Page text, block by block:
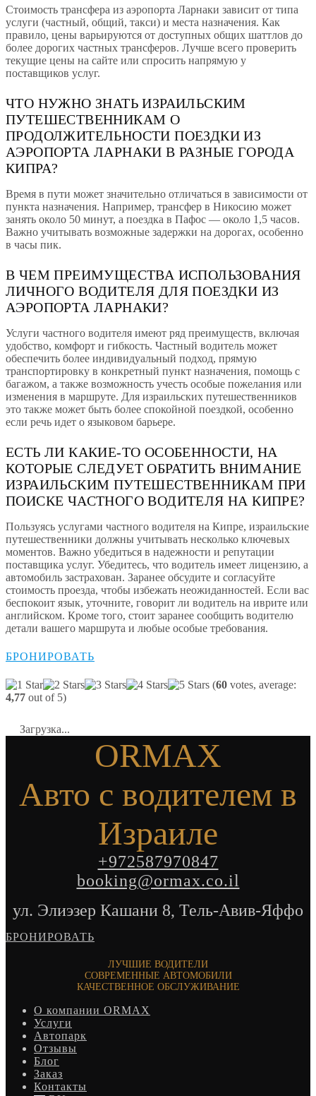
Стоимость трансфера из аэропорта Ларнаки зависит от типа
услуги (частный, общий, такси) и места назначения. Как
правило, цены варьируются от доступных общих шаттлов до
более дорогих частных трансферов. Лучше всего проверить
текущие цены на сайте или спросить напрямую у
поставщиков услуг.
ЧТО НУЖНО ЗНАТЬ ИЗРАИЛЬСКИМ
ПУТЕШЕСТВЕННИКАМ О
ПРОДОЛЖИТЕЛЬНОСТИ ПОЕЗДКИ ИЗ
АЭРОПОРТА ЛАРНАКИ В РАЗНЫЕ ГОРОДА
КИПРА?
Время в пути может значительно отличаться в зависимости от
пункта назначения. Например, трансфер в Никосию может
занять около 50 минут, а поездка в Пафос — около 1,5 часов.
Важно учитывать возможные задержки на дорогах, особенно
в часы пик.
В ЧЕМ ПРЕИМУЩЕСТВА ИСПОЛЬЗОВАНИЯ
ЛИЧНОГО ВОДИТЕЛЯ ДЛЯ ПОЕЗДКИ ИЗ
АЭРОПОРТА ЛАРНАКИ?
Услуги частного водителя имеют ряд преимуществ, включая
удобство, комфорт и гибкость. Частный водитель может
обеспечить более индивидуальный подход, прямую
транспортировку в конкретный пункт назначения, помощь с
багажом, а также возможность учесть особые пожелания или
изменения в маршруте. Для израильских путешественников
это также может быть более спокойной поездкой, особенно
если речь идет о языковом барьере.
ЕСТЬ ЛИ КАКИЕ-ТО ОСОБЕННОСТИ, НА
КОТОРЫЕ СЛЕДУЕТ ОБРАТИТЬ ВНИМАНИЕ
ИЗРАИЛЬСКИМ ПУТЕШЕСТВЕННИКАМ ПРИ
ПОИСКЕ ЧАСТНОГО ВОДИТЕЛЯ НА КИПРЕ?
Пользуясь услугами частного водителя на Кипре, израильские
путешественники должны учитывать несколько ключевых
моментов. Важно убедиться в надежности и репутации
поставщика услуг. Убедитесь, что водитель имеет лицензию, а
автомобиль застрахован. Заранее обсудите и согласуйте
стоимость проезда, чтобы избежать неожиданностей. Если вас
беспокоит язык, уточните, говорит ли водитель на иврите или
английском. Кроме того, стоит заранее сообщить водителю
детали вашего маршрута и любые особые требования.
БРОНИРОВАТЬ
(60 votes, average:
4,77 out of 5)
Загрузка...
ORMAX
Авто с водителем в
Израиле
+972587970847
booking@ormax.co.il
ул. Элиэзер Кашани 8, Тель-Авив-Яффо
БРОНИРОВАТЬ
ЛУЧШИЕ ВОДИТЕЛИ
СОВРЕМЕННЫЕ АВТОМОБИЛИ
КАЧЕСТВЕННОЕ ОБСЛУЖИВАНИЕ
О компании ORMAX
Услуги
Автопарк
Отзывы
Блог
Заказ
Контакты